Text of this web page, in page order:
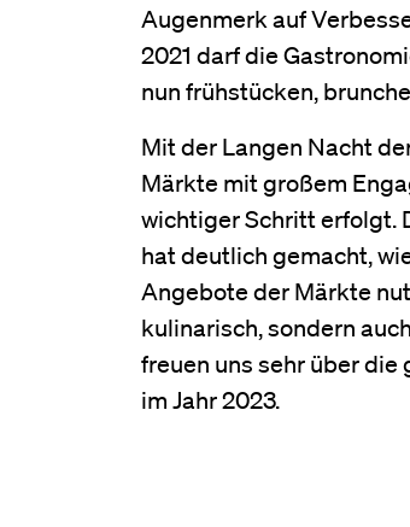
Augenmerk auf
2021 darf die
nun frühstücken,
Mit der Langen Nacht
Märkte mit großem
wichtiger Schritt erfolgt.
hat deutlich gemacht,
Angebote der Märkte
kulinarisch, sondern
freuen uns sehr über
im Jahr 2023.